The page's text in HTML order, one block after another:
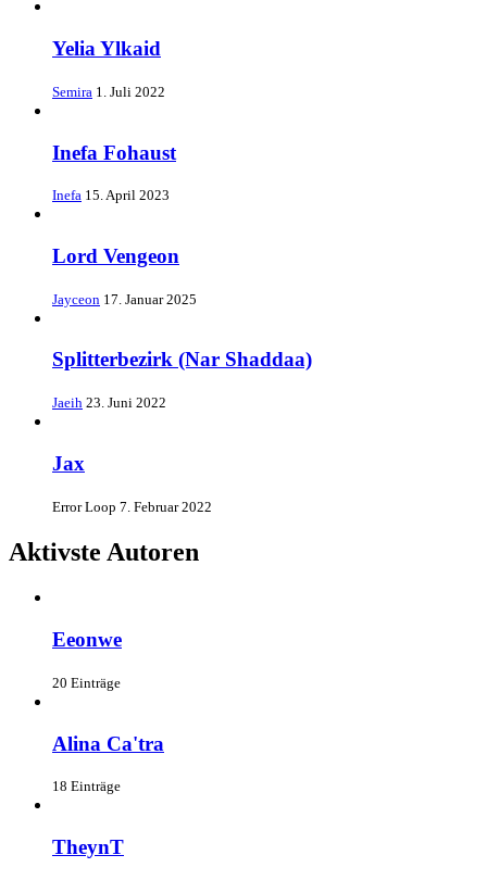
Yelia Ylkaid
Semira 1. Juli 2022
Inefa Fohaust
Inefa 15. April 2023
Lord Vengeon
Jayceon 17. Januar 2025
Splitterbezirk (Nar Shaddaa)
Jaeih 23. Juni 2022
Jax
Error Loop 7. Februar 2022
Aktivste Autoren
Eeonwe
20 Einträge
Alina Ca'tra
18 Einträge
TheynT